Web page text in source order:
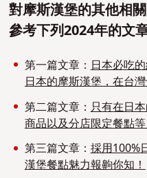
對摩斯漢堡的其他相
參考下列2024年的文
第一篇文章：日本必吃
日本的摩斯漢堡，在台
第二篇文章： 只有在日
商品以及分店限定餐點
第三篇文章：採用100%
漢堡餐點魅力報齁你知！